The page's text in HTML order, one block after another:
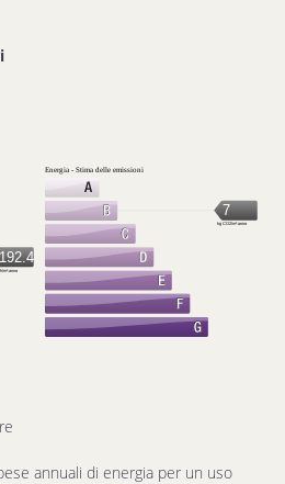
192.4
m².anno
Energia - Stima delle emissioni
7
kg CO2/m².anno
annuali di energia per un uso